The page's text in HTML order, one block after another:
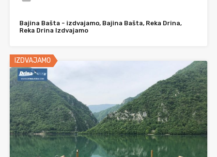
Bajina Bašta - izdvajamo, Bajina Bašta, Reka Drina,
Reka Drina Izdvajamo
IZDVAJAMO